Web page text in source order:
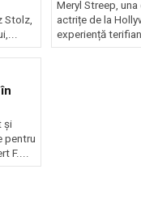
Stolz,
Meryl Streep,
actrițe de la
experiență
și
pentru
F....